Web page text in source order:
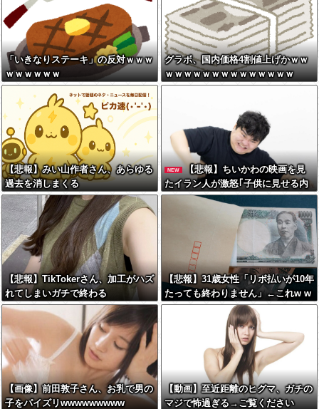
「いきなりステーキ」の反対ｗｗｗ
ｗｗｗｗｗｗ
グラボ、国内価格4割値上げかｗｗ
ｗｗｗｗｗｗｗｗｗｗｗｗｗｗ
【悲報】みい山作者さん、あらゆる
過去を消しまくる
NEW
【悲報】ちいかわの映画を見
たイラン人が激怒｢子供に見せる内
容じゃない｡悪影響は計り知れない｣
←これw w w w w w w w w
【悲報】TikTokerさん、加工がハズ
れてしまいガチで終わる
【悲報】31歳女性「リボ払いが10年
たっても終わりません」←これw w
w w w w w
【画像】前田敦子さん、お乳で男の
子をパイズリwwwwwwwww
【動画】至近距離のヒグマ、ガチの
マジで怖過ぎる→ご覧ください